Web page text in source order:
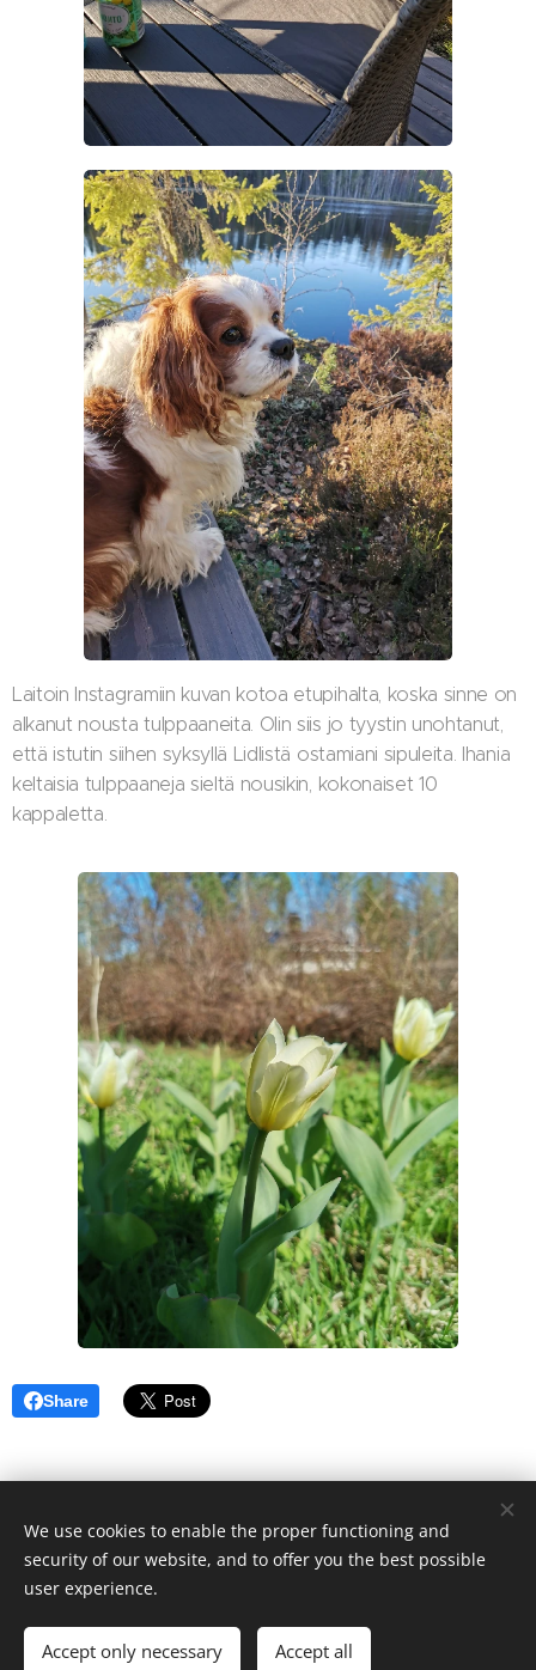
Laitoin Instagramiin kuvan kotoa etupihalta, koska sinne on
alkanut nousta tulppaaneita. Olin siis jo tyystin unohtanut,
että istutin siihen syksyllä Lidlistä ostamiani sipuleita. Ihania
keltaisia tulppaaneja sieltä nousikin, kokonaiset 10
kappaletta.
Share
© 2022 Irina Lehtonen. irinleht@gmail.com
Luotu
Languages
Suomi
English
We use cookies to enable the proper functioning and
security of our website, and to offer you the best possible
user experience.
Accept only necessary Accept all